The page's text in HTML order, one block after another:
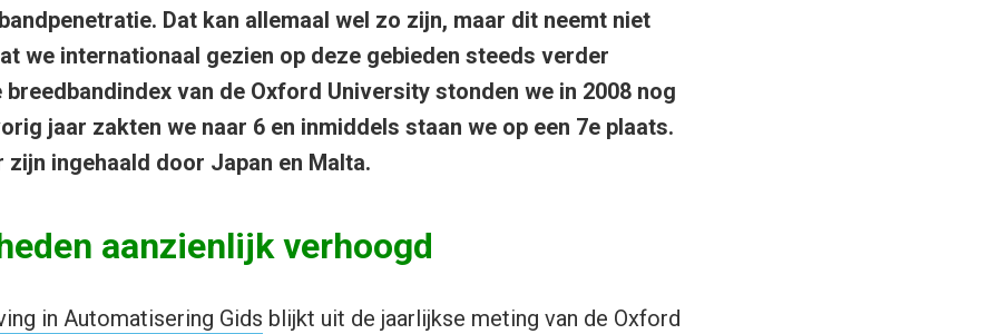
Dat kan allemaal wel zo zijn, maar dit neemt niet
we internationaal gezien op deze gebieden steeds verder
breedbandindex van de Oxford University stonden we in 2008 nog
jaar zakten we naar 6 en inmiddels staan we op een 7e plaats.
zijn ingehaald door Japan en Malta.
aanzienlijk verhoogd
in Automatisering Gids blijkt uit de jaarlijkse meting van de Oxford